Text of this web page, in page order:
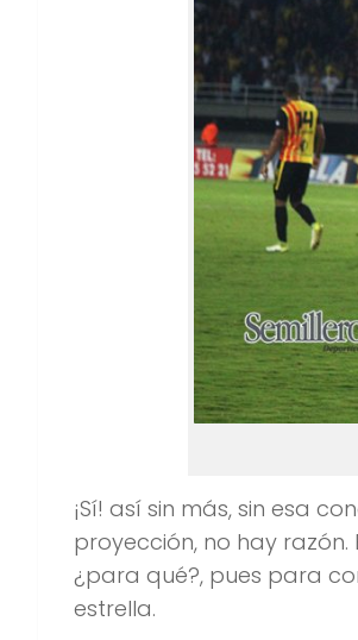
¡Sí! así sin más, sin esa
proyección, no hay
¿para qué?, pues para
estrella.